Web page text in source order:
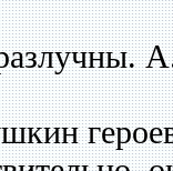
героев